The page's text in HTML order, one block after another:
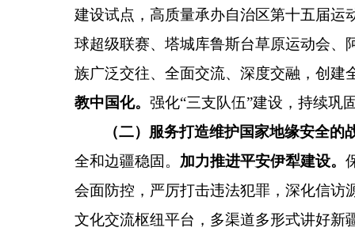
建设试点，高质量承办自治区第十五届运
球超级联赛、塔城库鲁斯台草原运动会、
族广泛交往、全面交流、深度交融， 创建
教中国化。 强化“三支队伍”建设，持续巩
（二）服务打造维护国家地缘安全
全和边疆稳固。 加力推进平安伊犁建设。
会面防控，严厉打击违法犯罪，深化信访
文化交流枢纽平台，多渠道多形式讲好新